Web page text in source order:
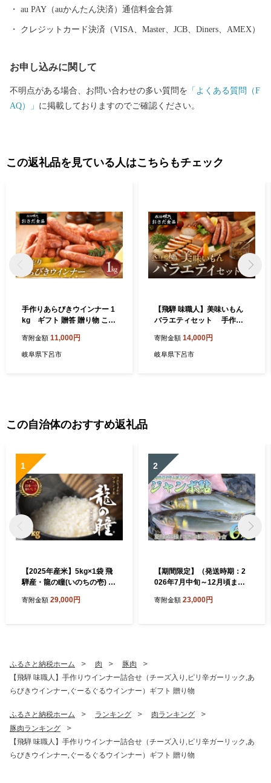
上市、関市、東は中津川市と長野県に接しています。 ほぼ中央を
飛騨川が南へ流れ、西には馬瀬川があり、周囲には霊峰御嶽山を
た、飛騨川に沿って国道41号やJR高山本線が通り、横断する形で
ートル 最低 220メートル
au PAY（auかんたん決済）通信料金合算
クレジットカード決済（VISA、Master、JCB、Diners、AMEX）
お申し込みに関して
不明点がある場合、お問い合わせの多い質問を 「よくある質問（F
AQ）」 に掲載しておりますのでご確認ください。
この返礼品を見ている人はこちらもチェック
手作りあらびきウインナー 1
kg ギフト 贈答 贈り物 こだ
インナー あらびき おすすめ
手作り 【飛騨 味職人】
寄附金額 11,000円
岐阜県下呂市
【飛騨 味職人】美味いもん
バラエティセット 手作り
ガーリック）フランク,スパ
イシーチキン,フライッシュ
寄附金額 14,000円
岐阜県下呂市
この自治体のおすすめ返礼品
1
【2025年産米】5kg×1袋 飛
騨産・龍の瞳(いのちの壱) 株
令和7年産 精米 ブランド米
寄附金額 29,000円
2
【期間限定】（発送時期：2
026年7月中旬～12月頃ま
む天然の馬瀬川鮎 ６尾（重
寄附金額 23,000円
ふるさと納税ホーム 肉
豚肉
【飛騨 味職人】手作りウインナー詰合せ（チーズ入り,ピリ辛ガーリック,あ
らびきウインナー,ぐーるぐるウインナー）ギフト 贈り物
ふるさと納税ホーム ランキング
肉ランキング
豚肉ランキング
【飛騨 味職人】手作りウインナー詰合せ（チーズ入り,ピリ辛ガーリック,あ
らびきウインナー,ぐーるぐるウインナー）ギフト 贈り物